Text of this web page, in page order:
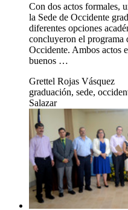
Con dos actos formales,
la Sede de Occidente
diferentes opciones
concluyeron el programa
Occidente. Ambos actos
buenos …
Grettel Rojas Vásquez
graduación, sede,
Salazar